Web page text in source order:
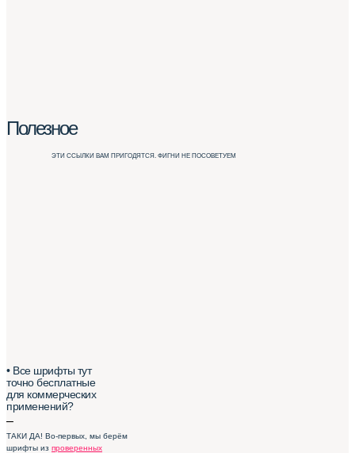
• Все шрифты тут
точно бесплатные
для коммерческих
применений?
–
ТАКИ ДА! Во-первых, мы берём
шрифты из проверенных
Полезное
ЭТИ ССЫЛКИ ВАМ ПРИГОДЯТСЯ. ФИГНИ НЕ ПОСОВЕТУЕМ